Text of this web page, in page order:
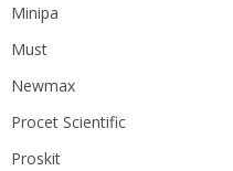
Minipa
Must
Newmax
Procet Scientific
Proskit